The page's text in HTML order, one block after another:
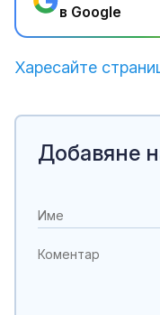
в Google
Харесайте
Добавяне